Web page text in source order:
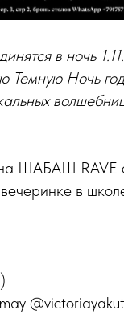
в ночь
Ночь
на ШАБАШ RAVE
в